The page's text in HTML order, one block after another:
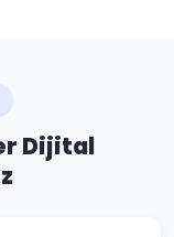
Dijital